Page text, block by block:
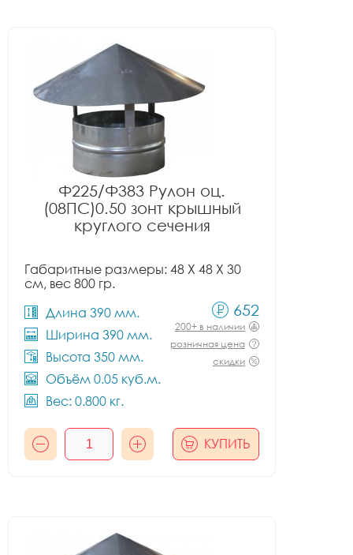
Ф225/Ф383 Рулон оц.
(08ПС)0.50 зонт крышный
круглого сечения
Габаритные размеры: 48 X 48 X 30
см, вес 800 гр.
Длина 390 мм.
Ширина 390 мм.
Высота 350 мм.
Объём 0.05 куб.м.
Вес: 0.800 кг.
652
200+ в наличии
розничная цена
скидки
КУПИТЬ